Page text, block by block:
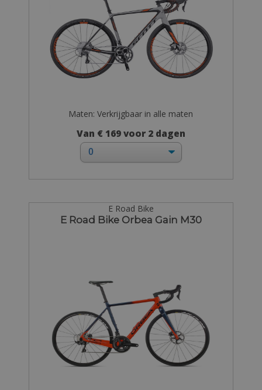
Maten: Verkrijgbaar in alle maten
Van € 169 voor 2 dagen
E Road Bike
E Road Bike Orbea Gain M30